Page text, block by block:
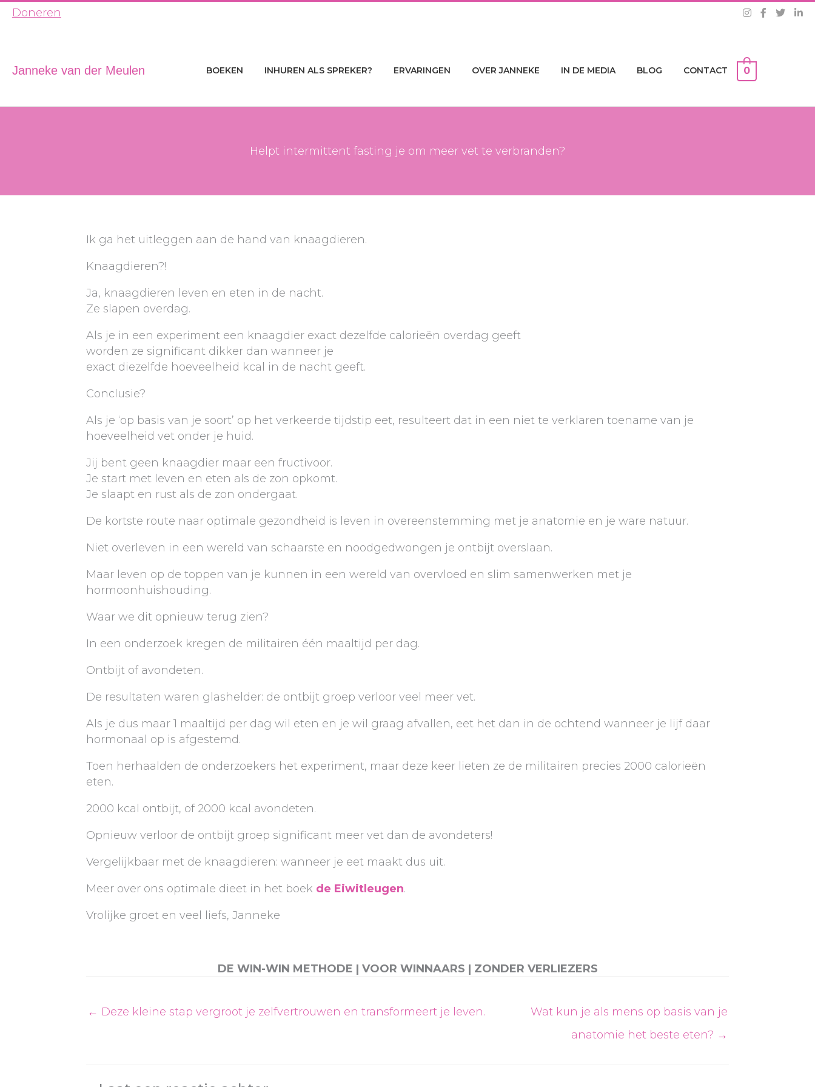
GaDoneren
Janneke van der Meulen BOEKEN INHUREN ALS SPREKER? ERVARINGEN OVER JANNEKE IN DE MEDIA BLOG CONTACT 0
Helpt intermittent fasting je om meer vet te verbranden?
Ik ga het uitleggen aan de hand van knaagdieren.
Knaagdieren?!
Ja, knaagdieren leven en eten in de nacht.
Ze slapen overdag.
Als je in een experiment een knaagdier exact dezelfde calorieën overdag geeft
worden ze significant dikker dan wanneer je
exact diezelfde hoeveelheid kcal in de nacht geeft.
Conclusie?
Als je ‘op basis van je soort’ op het verkeerde tijdstip eet, resulteert dat in een niet te verklaren toename van je
hoeveelheid vet onder je huid.
Jij bent geen knaagdier maar een fructivoor.
Je start met leven en eten als de zon opkomt.
Je slaapt en rust als de zon ondergaat.
De kortste route naar optimale gezondheid is leven in overeenstemming met je anatomie en je ware natuur.
Niet overleven in een wereld van schaarste en noodgedwongen je ontbijt overslaan.
Maar leven op de toppen van je kunnen in een wereld van overvloed en slim samenwerken met je
hormoonhuishouding.
Waar we dit opnieuw terug zien?
In een onderzoek kregen de militairen één maaltijd per dag.
Ontbijt of avondeten.
De resultaten waren glashelder: de ontbijt groep verloor veel meer vet.
Als je dus maar 1 maaltijd per dag wil eten en je wil graag afvallen, eet het dan in de ochtend wanneer je lijf daar
hormonaal op is afgestemd.
Toen herhaalden de onderzoekers het experiment, maar deze keer lieten ze de militairen precies 2000 calorieën
eten.
2000 kcal ontbijt, of 2000 kcal avondeten.
Opnieuw verloor de ontbijt groep significant meer vet dan de avondeters!
Vergelijkbaar met de knaagdieren: wanneer je eet maakt dus uit.
Meer over ons optimale dieet in het boek de Eiwitleugen.
Vrolijke groet en veel liefs, Janneke
DE WIN-WIN METHODE | VOOR WINNAARS | ZONDER VERLIEZERS
← Deze kleine stap vergroot je zelfvertrouwen en transformeert je leven.
Wat kun je als mens op basis van je
anatomie het beste eten? →